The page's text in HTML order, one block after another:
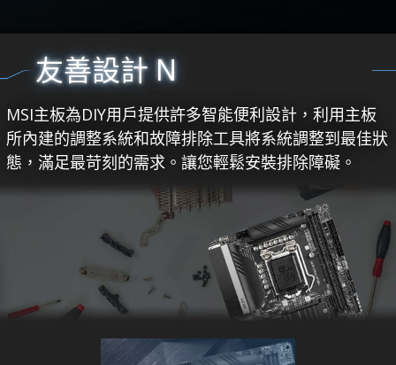
友善設計 N
MSI主板為DIY用戶提供許多智能便利設計，利用主板
所內建的調整系統和故障排除工具將系統調整到最佳狀
態，滿足最苛刻的需求。讓您輕鬆安裝排除障礙。